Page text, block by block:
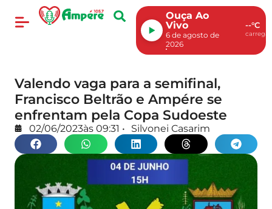
Ouça Ao
Vivo
6 de agosto de
2026
--°C
Valendo vaga para a semifinal,
Francisco Beltrão e Ampére se
enfrentam pela Copa Sudoeste
02/06/2023às 09:31 • Silvonei Casarim